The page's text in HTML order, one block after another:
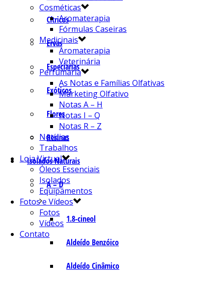
Cítricos
Ervas
Especiarias
Exóticos
Flores
Resinas
Isolados Naturais
A – D
1.8-cineol
Aldeído Benzóico
Aldeído Cinâmico
Cosméticas
Aromaterapia
Fórmulas Caseiras
Medicinais
Aromaterapia
Veterinária
Perfumaria
As Notas e Famílias Olfativas
Marketing Olfativo
Notas A – H
Notas I – Q
Notas R – Z
Notícias
Trabalhos
Loja Virtual
Óleos Essenciais
Isolados
Equipamentos
Fotos e Vídeos
Fotos
Vídeos
Contato